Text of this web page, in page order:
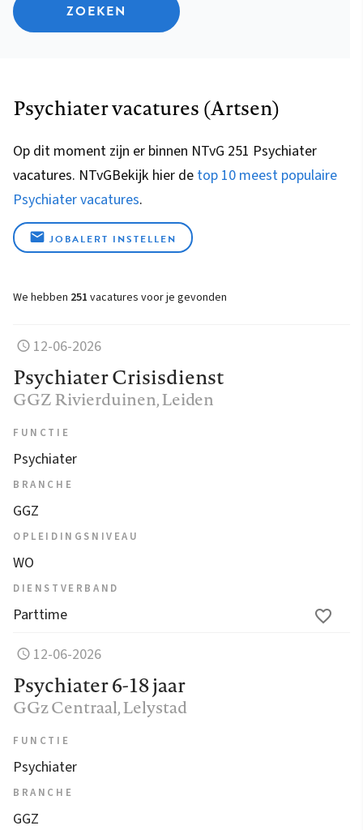
ZOEKEN
Psychiater vacatures (Artsen)
Op dit moment zijn er binnen NTvG 251 Psychiater
vacatures. NTvGBekijk hier de top 10 meest populaire
Psychiater vacatures.
JOBALERT INSTELLEN
We hebben 251 vacatures voor je gevonden
12-06-2026
Psychiater Crisisdienst
GGZ Rivierduinen, Leiden
FUNCTIE
Psychiater
BRANCHE
GGZ
OPLEIDINGSNIVEAU
WO
DIENSTVERBAND
Parttime
12-06-2026
Psychiater 6-18 jaar
GGz Centraal, Lelystad
FUNCTIE
Psychiater
BRANCHE
GGZ